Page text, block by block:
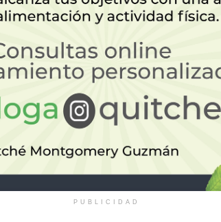
PUBLICIDAD